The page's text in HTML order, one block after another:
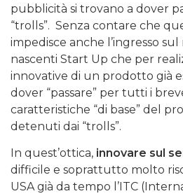
pubblicità si trovano a dover
“trolls”. Senza contare che
impedisce anche l’ingresso
nascenti Start Up che per
innovative di un prodotto già
dover “passare” per tutti i
caratteristiche “di base” del
detenuti dai “trolls”.
In quest’ottica, innovare sul
difficile e soprattutto molto
USA già da tempo l’ITC